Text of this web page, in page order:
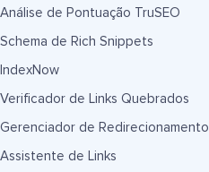
Análise de Pontuação TruSEO
Schema de Rich Snippets
IndexNow
Verificador de Links Quebrados
Gerenciador de Redirecionamento
Assistente de Links